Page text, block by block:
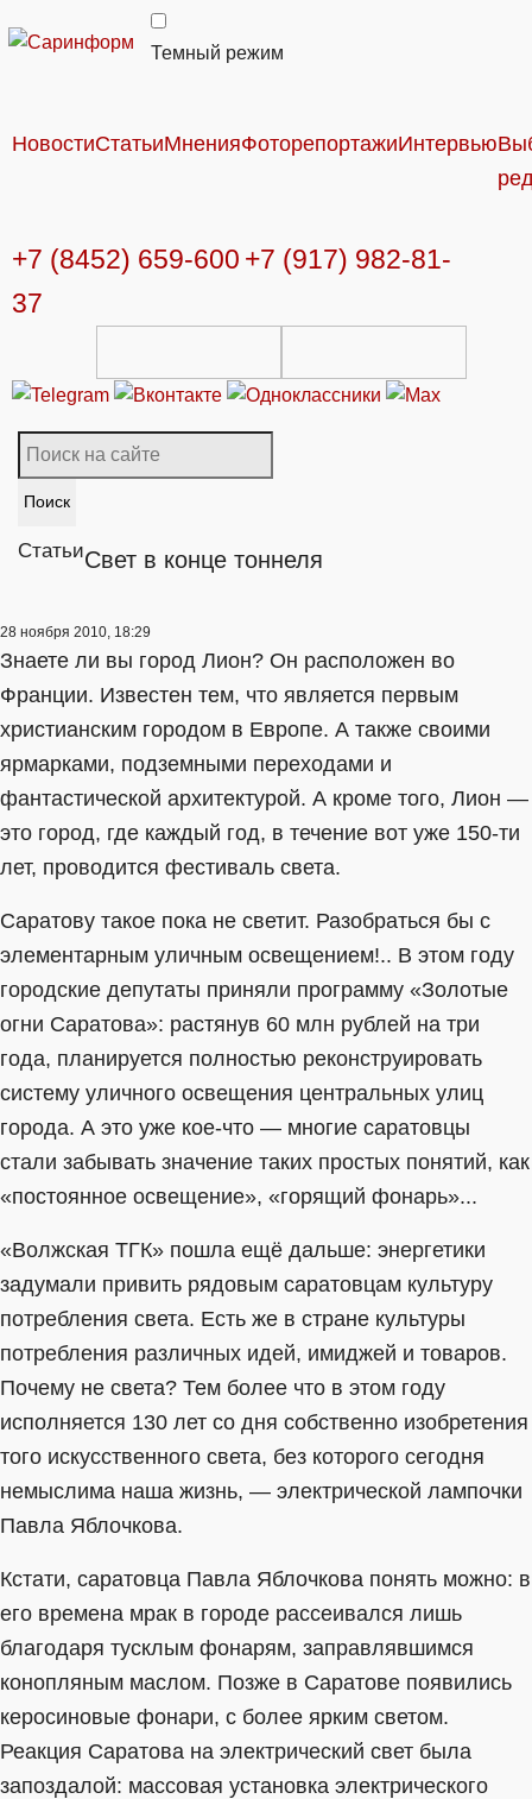
Темный режим
НовостиСтатьиМненияФоторепортажиИнтервью
+7 (8452) 659-600 +7 (917) 982-81-
37
Поиск
СтатьиСвет в конце тоннеля
28 ноября 2010, 18:29
Знаете ли вы город Лион? Он расположен во
Франции. Известен тем, что является первым
христианским городом в Европе. А также своими
ярмарками, подземными переходами и
фантастической архитектурой. А кроме того, Лион —
это город, где каждый год, в течение вот уже 150-ти
лет, проводится фестиваль света.
Саратову такое пока не светит. Разобраться бы с
элементарным уличным освещением!.. В этом году
городские депутаты приняли программу «Золотые
огни Саратова»: растянув 60 млн рублей на три
года, планируется полностью реконструировать
систему уличного освещения центральных улиц
города. А это уже кое-что — многие саратовцы
стали забывать значение таких простых понятий, как
«постоянное освещение», «горящий фонарь»...
«Волжская ТГК» пошла ещё дальше: энергетики
задумали привить рядовым саратовцам культуру
потребления света. Есть же в стране культуры
потребления различных идей, имиджей и товаров.
Почему не света? Тем более что в этом году
исполняется 130 лет со дня собственно изобретения
того искусственного света, без которого сегодня
немыслима наша жизнь, — электрической лампочки
Павла Яблочкова.
Кстати, саратовца Павла Яблочкова понять можно: в
его времена мрак в городе рассеивался лишь
благодаря тусклым фонарям, заправлявшимся
конопляным маслом. Позже в Саратове появились
керосиновые фонари, с более ярким светом.
Реакция Саратова на электрический свет была
запоздалой: массовая установка электрического